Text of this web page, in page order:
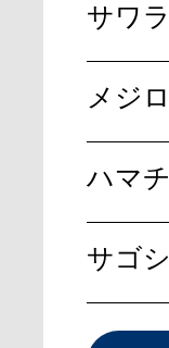
サワラ
メジロ
ハマチ
サゴシ